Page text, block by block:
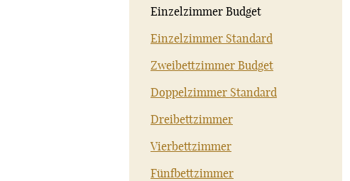
Einzelzimmer Budget
Einzelzimmer Standard
Zweibettzimmer Budget
Doppelzimmer Standard
Dreibettzimmer
Vierbettzimmer
Fünfbettzimmer